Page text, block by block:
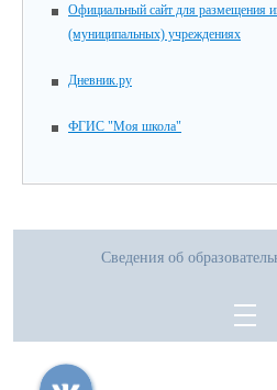
Официальный сайт для размещения
(муниципальных) учреждениях
Дневник.ру
ФГИС "Моя школа"
Сведения об